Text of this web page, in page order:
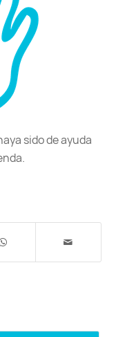
sido de ayuda